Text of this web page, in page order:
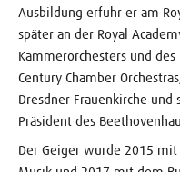
Ausbildung erfuhr er am
später an der Royal
Kammerorchesters und des
Century Chamber
Dresdner Frauenkirche und
Präsident des
Der Geiger wurde 2015